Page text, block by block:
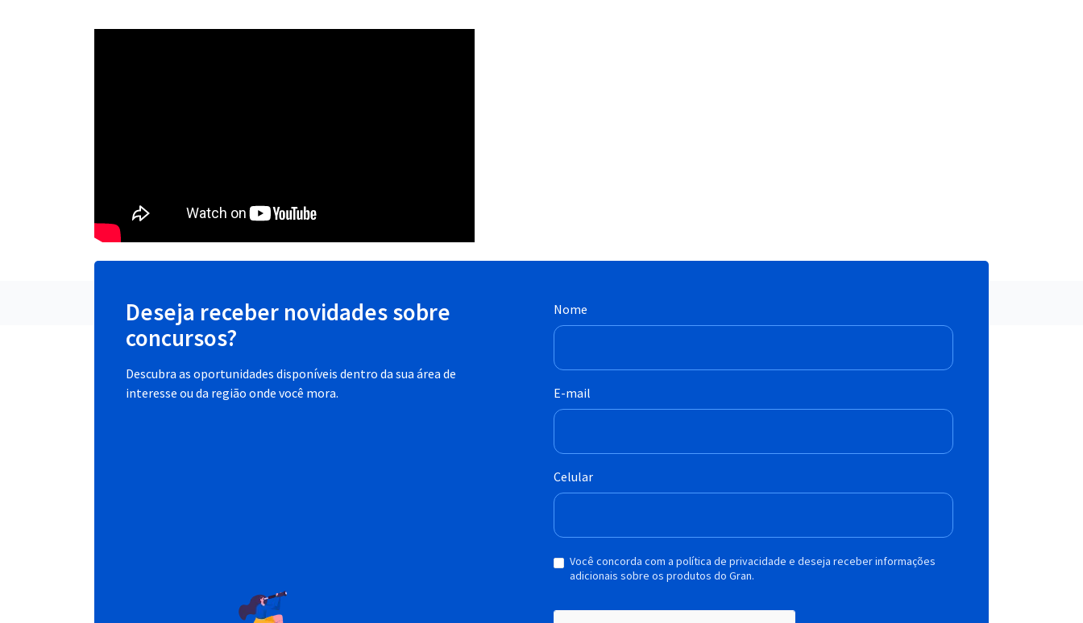
Deseja receber novidades sobre
concursos?
Descubra as oportunidades disponíveis dentro da sua área de
interesse ou da região onde você mora.
Nome
E-mail
Celular
Você concorda com a política de privacidade e deseja receber informações
adicionais sobre os produtos do Gran.